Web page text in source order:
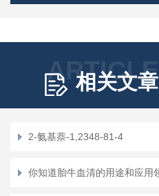
ARTICLE
相关文章
2-氨基萘-1,2348-81-4